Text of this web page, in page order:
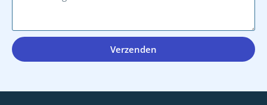
Verzenden